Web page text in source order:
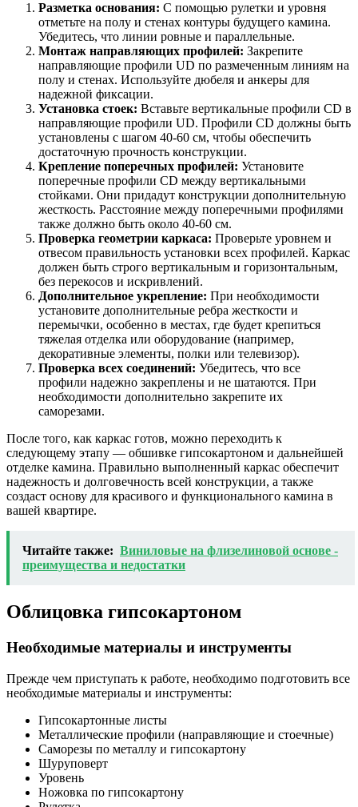
Разметка основания: С помощью рулетки и уровня
отметьте на полу и стенах контуры будущего камина.
Убедитесь, что линии ровные и параллельные.
Монтаж направляющих профилей: Закрепите
направляющие профили UD по размеченным линиям на
полу и стенах. Используйте дюбеля и анкеры для
надежной фиксации.
Установка стоек: Вставьте вертикальные профили CD в
направляющие профили UD. Профили CD должны быть
установлены с шагом 40-60 см, чтобы обеспечить
достаточную прочность конструкции.
Крепление поперечных профилей: Установите
поперечные профили CD между вертикальными
стойками. Они придадут конструкции дополнительную
жесткость. Расстояние между поперечными профилями
также должно быть около 40-60 см.
Проверка геометрии каркаса: Проверьте уровнем и
отвесом правильность установки всех профилей. Каркас
должен быть строго вертикальным и горизонтальным,
без перекосов и искривлений.
Дополнительное укрепление: При необходимости
установите дополнительные ребра жесткости и
перемычки, особенно в местах, где будет крепиться
тяжелая отделка или оборудование (например,
декоративные элементы, полки или телевизор).
Проверка всех соединений: Убедитесь, что все
профили надежно закреплены и не шатаются. При
необходимости дополнительно закрепите их
саморезами.
После того, как каркас готов, можно переходить к
следующему этапу — обшивке гипсокартоном и дальнейшей
отделке камина. Правильно выполненный каркас обеспечит
надежность и долговечность всей конструкции, а также
создаст основу для красивого и функционального камина в
вашей квартире.
Читайте также: Виниловые на флизелиновой основе -
преимущества и недостатки
Облицовка гипсокартоном
Необходимые материалы и инструменты
Прежде чем приступать к работе, необходимо подготовить все
необходимые материалы и инструменты:
Гипсокартонные листы
Металлические профили (направляющие и стоечные)
Саморезы по металлу и гипсокартону
Шуруповерт
Уровень
Ножовка по гипсокартону